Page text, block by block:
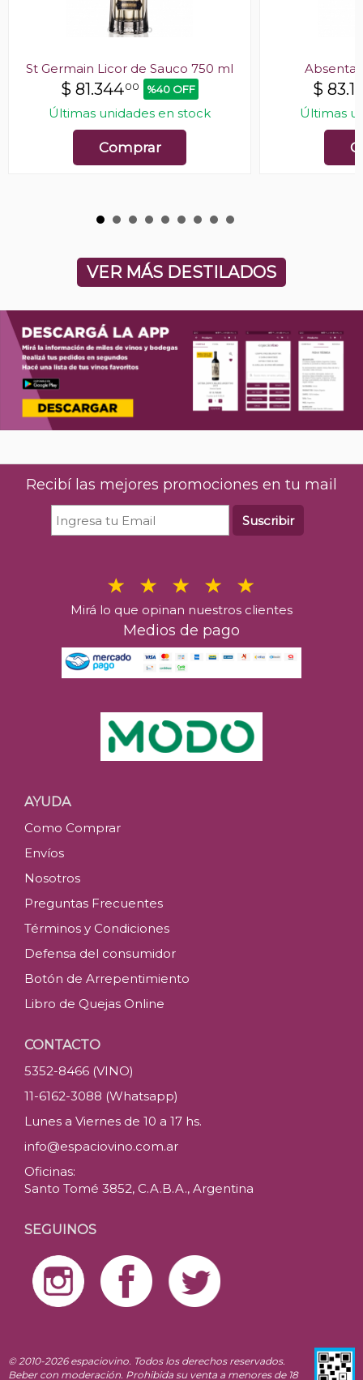
St Germain Licor de Sauco 750 ml
$ 81.34400 %40 OFF
Últimas unidades en stock
Comprar
Absenta
$
Últimas
VER MÁS DESTILADOS
Recibí las mejores promociones en tu mail
Suscribir
Mirá lo que opinan nuestros clientes
Medios de pago
AYUDA
Como Comprar
Envíos
Nosotros
Preguntas Frecuentes
Términos y Condiciones
Defensa del consumidor
Botón de Arrepentimiento
Libro de Quejas Online
CONTACTO
5352-8466 (VINO)
11-6162-3088 (Whatsapp)
Lunes a Viernes de 10 a 17 hs.
info@espaciovino.com.ar
Oficinas:
Santo Tomé 3852, C.A.B.A., Argentina
SEGUINOS
© 2010-2026 espaciovino. Todos los derechos reservados.
Beber con moderación. Prohibida su venta a menores de 18